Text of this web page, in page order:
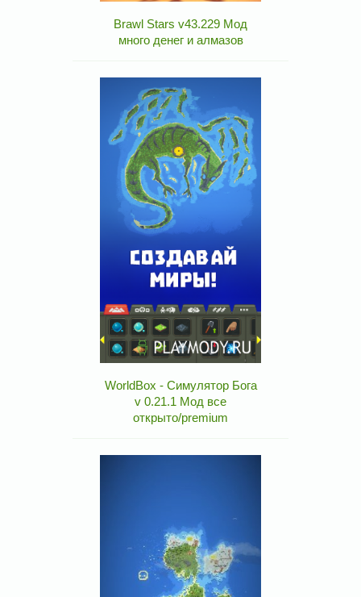
Brawl Stars v43.229 Мод
много денег и алмазов
WorldBox - Симулятор Бога
v 0.21.1 Мод все
открыто/premium